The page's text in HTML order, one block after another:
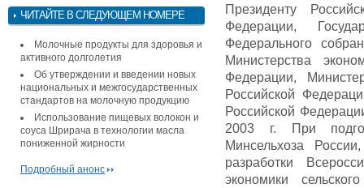
ЧИТАЙТЕ В СЛЕДУЮЩЕМ НОМЕРЕ
Молочные продукты для здоровья и
активного долголетия
Об утверждении и введении новых
национальных и межгосударственных
стандартов на молочную продукцию
Использование пищевых волокон и
соуса Шрирача в технологии масла
пониженной жирности
Подробный анонс
Президенту
Федерации,
Федерального
Министерства
Федерации,
Российской
Российской
2003 г. При
Минсельхоза
разработки
экономики